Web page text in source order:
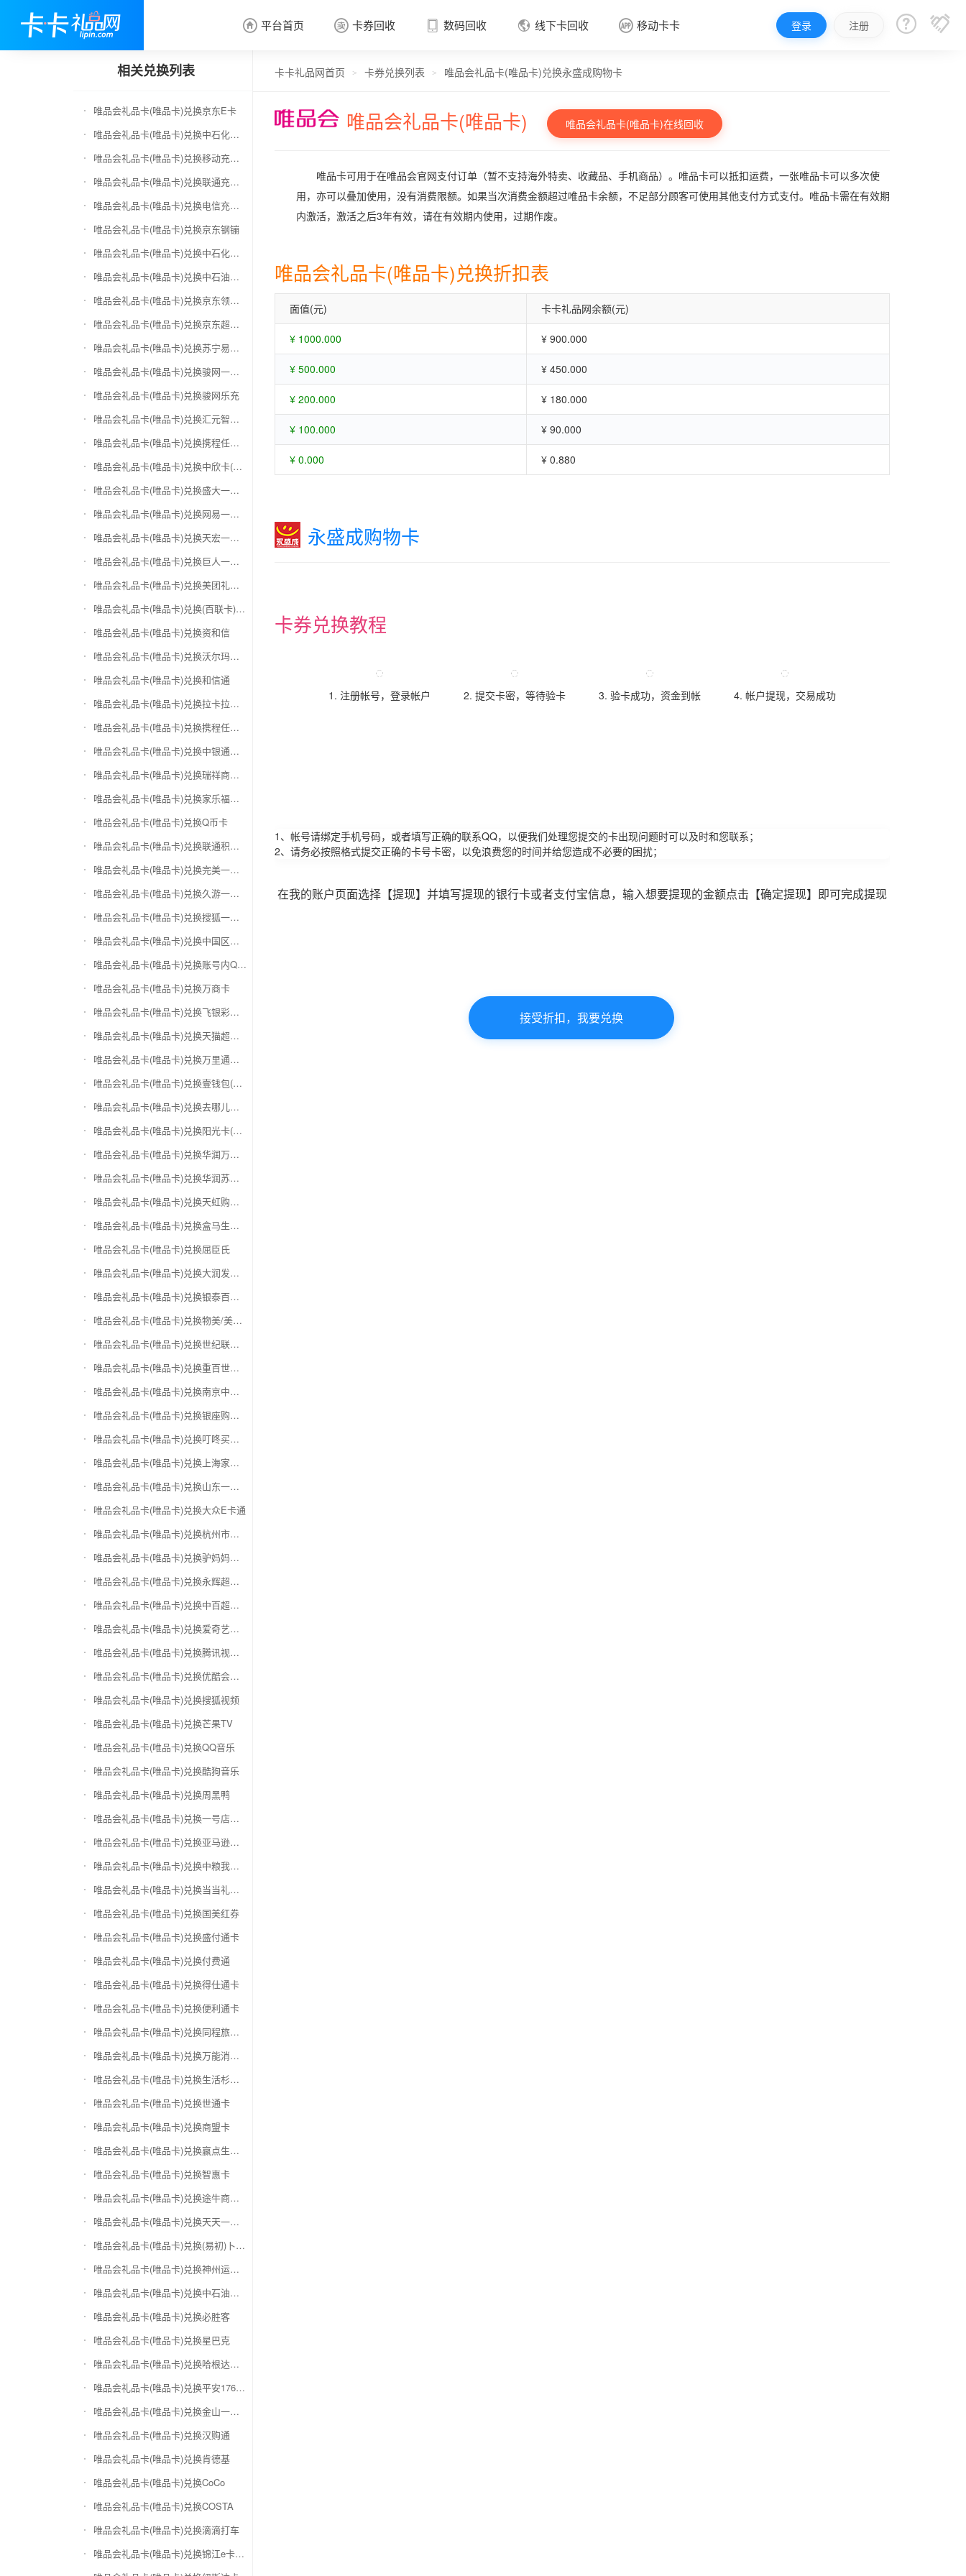
 平台首页  卡券回收
 卡券回收
 数码回收  线下卡回收  移动卡卡 登录 注册  
相关兑换列表
唯品会礼品卡(唯品卡)兑换京东E卡
唯品会礼品卡(唯品卡)兑换中石化加油卡
唯品会礼品卡(唯品卡)兑换移动充值卡（面值千万别选错）
唯品会礼品卡(唯品卡)兑换联通充值卡（面值千万别选错）
唯品会礼品卡(唯品卡)兑换电信充值卡（面值千万别选错）
唯品会礼品卡(唯品卡)兑换京东钢镚
唯品会礼品卡(唯品卡)兑换中石化加油卡无卡号（面值千万别选错）
唯品会礼品卡(唯品卡)兑换中石油全国充值卡
唯品会礼品卡(唯品卡)兑换京东领货码
唯品会礼品卡(唯品卡)兑换京东超市卡
唯品会礼品卡(唯品卡)兑换苏宁易购礼品卡
唯品会礼品卡(唯品卡)兑换骏网一卡通
唯品会礼品卡(唯品卡)兑换骏网乐充
唯品会礼品卡(唯品卡)兑换汇元智付卡
唯品会礼品卡(唯品卡)兑换携程任我行
唯品会礼品卡(唯品卡)兑换中欣卡(中欣通卡)
唯品会礼品卡(唯品卡)兑换盛大一卡通
唯品会礼品卡(唯品卡)兑换网易一卡通
唯品会礼品卡(唯品卡)兑换天宏一卡通（易冲天宏卡）
唯品会礼品卡(唯品卡)兑换巨人一卡通(征途卡)
唯品会礼品卡(唯品卡)兑换美团礼品卡
唯品会礼品卡(唯品卡)兑换(百联卡)联华ok卡
唯品会礼品卡(唯品卡)兑换资和信
唯品会礼品卡(唯品卡)兑换沃尔玛购物卡
唯品会礼品卡(唯品卡)兑换和信通
唯品会礼品卡(唯品卡)兑换拉卡拉沃尔玛
唯品会礼品卡(唯品卡)兑换携程任我游
唯品会礼品卡(唯品卡)兑换中银通支付(银联购物卡)
唯品会礼品卡(唯品卡)兑换瑞祥商联卡
唯品会礼品卡(唯品卡)兑换家乐福超市卡
唯品会礼品卡(唯品卡)兑换Q币卡
唯品会礼品卡(唯品卡)兑换联通积分Q币
唯品会礼品卡(唯品卡)兑换完美一卡通
唯品会礼品卡(唯品卡)兑换久游一卡通
唯品会礼品卡(唯品卡)兑换搜狐一卡通
唯品会礼品卡(唯品卡)兑换中国区苹果充值卡
唯品会礼品卡(唯品卡)兑换账号内Q币寄售（维护中）
唯品会礼品卡(唯品卡)兑换万商卡
唯品会礼品卡(唯品卡)兑换飞银彩虹卡
唯品会礼品卡(唯品卡)兑换天猫超市卡/享淘卡
唯品会礼品卡(唯品卡)兑换万里通积分卡
唯品会礼品卡(唯品卡)兑换壹钱包(壹卡会)
唯品会礼品卡(唯品卡)兑换去哪儿礼品卡
唯品会礼品卡(唯品卡)兑换阳光卡(阳光爱车)
唯品会礼品卡(唯品卡)兑换华润万家购物卡
唯品会礼品卡(唯品卡)兑换华润苏果卡(苏果超市卡)（维护 请暂停提交）
唯品会礼品卡(唯品卡)兑换天虹购物卡
唯品会礼品卡(唯品卡)兑换盒马生鲜礼品卡
唯品会礼品卡(唯品卡)兑换屈臣氏
唯品会礼品卡(唯品卡)兑换大润发购物卡
唯品会礼品卡(唯品卡)兑换银泰百货银泰卡
唯品会礼品卡(唯品卡)兑换物美/美通卡
唯品会礼品卡(唯品卡)兑换世纪联华充值卡(杭州联华)
唯品会礼品卡(唯品卡)兑换重百世纪卡(重庆百货)
唯品会礼品卡(唯品卡)兑换南京中央商场购物卡
唯品会礼品卡(唯品卡)兑换银座购物卡（黑卡）
唯品会礼品卡(唯品卡)兑换叮咚买菜（限通用礼品卡）
唯品会礼品卡(唯品卡)兑换上海家化卡
唯品会礼品卡(唯品卡)兑换山东一卡通
唯品会礼品卡(唯品卡)兑换大众E卡通
唯品会礼品卡(唯品卡)兑换杭州市民卡
唯品会礼品卡(唯品卡)兑换驴妈妈礼品卡
唯品会礼品卡(唯品卡)兑换永辉超市卡（限实体卡）
唯品会礼品卡(唯品卡)兑换中百超市购物卡
唯品会礼品卡(唯品卡)兑换爱奇艺会员激活码
唯品会礼品卡(唯品卡)兑换腾讯视频会员激活码
唯品会礼品卡(唯品卡)兑换优酷会员激活码
唯品会礼品卡(唯品卡)兑换搜狐视频
唯品会礼品卡(唯品卡)兑换芒果TV
唯品会礼品卡(唯品卡)兑换QQ音乐
唯品会礼品卡(唯品卡)兑换酷狗音乐
唯品会礼品卡(唯品卡)兑换周黑鸭
唯品会礼品卡(唯品卡)兑换一号店礼品卡
唯品会礼品卡(唯品卡)兑换亚马逊（只要实体卡）
唯品会礼品卡(唯品卡)兑换中粮我买网礼品卡
唯品会礼品卡(唯品卡)兑换当当礼品卡
唯品会礼品卡(唯品卡)兑换国美红券
唯品会礼品卡(唯品卡)兑换盛付通卡
唯品会礼品卡(唯品卡)兑换付费通
唯品会礼品卡(唯品卡)兑换得仕通卡
唯品会礼品卡(唯品卡)兑换便利通卡
唯品会礼品卡(唯品卡)兑换同程旅游卡
唯品会礼品卡(唯品卡)兑换万能消费卡
唯品会礼品卡(唯品卡)兑换生活杉德卡
唯品会礼品卡(唯品卡)兑换世通卡
唯品会礼品卡(唯品卡)兑换商盟卡
唯品会礼品卡(唯品卡)兑换赢点生活卡
唯品会礼品卡(唯品卡)兑换智惠卡
唯品会礼品卡(唯品卡)兑换途牛商旅卡
唯品会礼品卡(唯品卡)兑换天天一卡通
唯品会礼品卡(唯品卡)兑换(易初)卜蜂莲花礼品卡
唯品会礼品卡(唯品卡)兑换神州运通超级卡(运通网购卡)
唯品会礼品卡(唯品卡)兑换中石油省卡
唯品会礼品卡(唯品卡)兑换必胜客
唯品会礼品卡(唯品卡)兑换星巴克
唯品会礼品卡(唯品卡)兑换哈根达斯电子券
唯品会礼品卡(唯品卡)兑换平安1768欢乐豆
唯品会礼品卡(唯品卡)兑换金山一卡通
唯品会礼品卡(唯品卡)兑换汉购通
唯品会礼品卡(唯品卡)兑换肯德基
唯品会礼品卡(唯品卡)兑换CoCo
唯品会礼品卡(唯品卡)兑换COSTA
唯品会礼品卡(唯品卡)兑换滴滴打车
唯品会礼品卡(唯品卡)兑换锦江e卡通(锦江一卡通)
卡卡礼品网首页 > 卡券兑换列表 > 唯品会礼品卡(唯品卡)兑换永盛成购物卡
唯品会礼品卡(唯品卡) 唯品会礼品卡(唯品卡)在线回收
唯品卡可用于在唯品会官网支付订单（暂不支持海外特卖、收藏品、手机商品）。唯品卡可以抵扣运费，一张唯品卡可以多次使
用，亦可以叠加使用，没有消费限额。如果当次消费金额超过唯品卡余额，不足部分顾客可使用其他支付方式支付。唯品卡需在有效期
内激活，激活之后3年有效，请在有效期内使用，过期作废。
唯品会礼品卡(唯品卡)兑换折扣表
面值(元) 卡卡礼品网余额(元)
¥ 1000.000 ¥ 900.000
¥ 500.000 ¥ 450.000
¥ 200.000 ¥ 180.000
¥ 100.000 ¥ 90.000
¥ 0.000 ¥ 0.880
永盛成购物卡
卡券兑换教程
1. 注册帐号，登录帐户 2. 提交卡密，等待验卡 3. 验卡成功，资金到帐 4. 帐户提现，交易成功
1、帐号请绑定手机号码，或者填写正确的联系QQ，以便我们处理您提交的卡出现问题时可以及时和您联系；
2、请务必按照格式提交正确的卡号卡密，以免浪费您的时间并给您造成不必要的困扰；
在我的账户页面选择【提现】并填写提现的银行卡或者支付宝信息，输入想要提现的金额点击【确定提现】即可完成提现
接受折扣，我要兑换